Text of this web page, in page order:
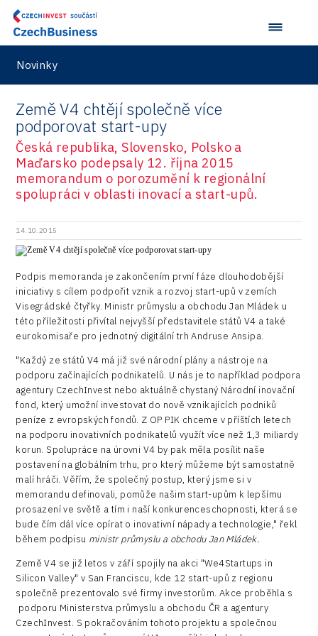
Stavario
Ullmanna
VisionCraft
Kaleido
LAM-X
Virtual Lab
Testing
Aerospace
Drones
Manufacturing
Road
Connectivity
Consulting
Data services
Devices
Infrastructure
Logic/MaaS
R&D
Security
Vehicles
Marketing
Průmyslová zóna
Příhraničí
Společenská odpovědnost
Technická infrastruktura
Technické vzdělávání
Zaměstnanost
Investičně atraktivní region 2019
Konference Potenciál místní ekonomiky 2022
Konference Potenciál místní ekonomiky 2021
Konference Potenciál místní ekonomiky 2019
Konference Potenciál místní ekonomiky 2018
Představení průběžného pokroku projektu
Pasportizace
Ústí nad Labem
Novinky
Země V4 chtějí společně více
podporovat start-upy
Česká republika, Slovensko, Polsko a
Maďarsko podepsaly 12. října 2015
memorandum o porozumění k regionální
spolupráci v oblasti inovací a start-upů.
14.10.2015
Podpis memoranda je zakončením první fáze dlouhodobější
iniciativy s cílem podpořit vznik a rozvoj start-upů v zemích
Visegrádské čtyřky. Ministr průmyslu a obchodu Jan Mládek u
této příležitosti přivítal nejvyšší představitele států V4 a také
eurokomisaře pro jednotný digitální trh Andruse Ansipa.
"Každý ze států V4 má již své národní plány a nástroje na
podporu začínajících podnikatelů. U nás je to například podpora
agentury CzechInvest nebo aktuálně chystaný Národní inovační
fond, který umožní investovat do nově vznikajících podniků
peníze z evropských fondů. Z OP PIK chceme v příštích letech
na podporu inovativních podnikatelů využít více než 1,3 miliardy
korun. Spolupráce na úrovni V4 by pak měla posílit naše
postavení na globálním trhu, pro který můžeme být samostatně
malí hráči. Věřím, že společný postup, který jsme si v
memorandu definovali, pomůže našim start-upům k lepšímu
prosazení ve světě a tím i naší konkurenceschopnosti, která se
bude čím dál více opírat o inovativní nápady a technologie," řekl
během podpisu ministr průmyslu a obchodu Jan Mládek.
Země V4 se již letos v září spojily na akci "We4Startups in
Silicon Valley" v San Franciscu, kde 12 start-upů z regionu
společně prezentovalo své firmy investorům. Akce proběhla s
podporu Ministerstva průmyslu a obchodu ČR a agentury
CzechInvest. S pokračováním tohoto projektu a společnou